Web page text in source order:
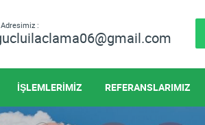
:
İŞLEMLERİMİZ REFERANSLARIMIZ